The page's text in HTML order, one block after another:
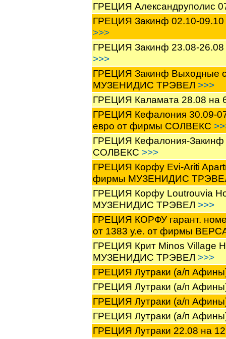
ГРЕЦИЯ Александруполис
ГРЕЦИЯ Закинф 02.10-
>>>
ГРЕЦИЯ Закинф 23.08-
>>>
ГРЕЦИЯ Закинф Выходные
МУЗЕНИДИС ТРЭВЕЛ >>>
ГРЕЦИЯ Каламата 28.08 на
ГРЕЦИЯ Кефалония 30.09-
евро от фирмы СОЛВЕКС
ГРЕЦИЯ Кефалония-Закинф
СОЛВЕКС >>>
ГРЕЦИЯ Корфу Evi-Ariti
фирмы МУЗЕНИДИС
ГРЕЦИЯ Корфу Loutrouvia
МУЗЕНИДИС ТРЭВЕЛ >>>
ГРЕЦИЯ КОРФУ гарант.
от 1383 у.е. от фирмы
ГРЕЦИЯ Крит Minos Village
МУЗЕНИДИС ТРЭВЕЛ >>>
ГРЕЦИЯ Лутраки (а/п
ГРЕЦИЯ Лутраки (а/п
ГРЕЦИЯ Лутраки (а/п
ГРЕЦИЯ Лутраки (а/п
ГРЕЦИЯ Лутраки 22.08 на